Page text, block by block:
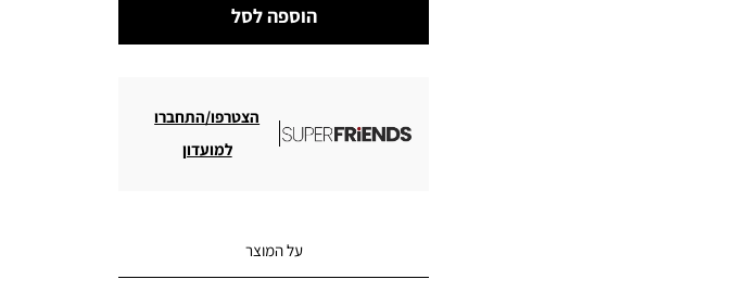
הוספה לסל
הצטרפו/התחברו
למועדון
על המוצר